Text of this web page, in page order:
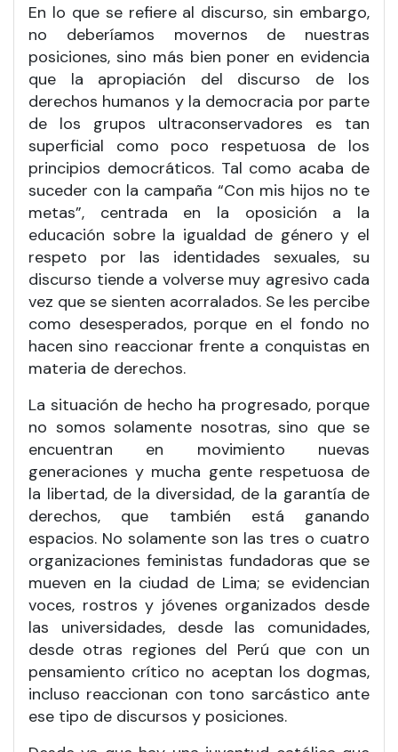
En lo que se refiere al discurso, sin embargo,
no deberíamos movernos de nuestras
posiciones, sino más bien poner en evidencia
que la apropiación del discurso de los
derechos humanos y la democracia por parte
de los grupos ultraconservadores es tan
superficial como poco respetuosa de los
principios democráticos. Tal como acaba de
suceder con la campaña “Con mis hijos no te
metas”, centrada en la oposición a la
educación sobre la igualdad de género y el
respeto por las identidades sexuales, su
discurso tiende a volverse muy agresivo cada
vez que se sienten acorralados. Se les percibe
como desesperados, porque en el fondo no
hacen sino reaccionar frente a conquistas en
materia de derechos.
La situación de hecho ha progresado, porque
no somos solamente nosotras, sino que se
encuentran en movimiento nuevas
generaciones y mucha gente respetuosa de
la libertad, de la diversidad, de la garantía de
derechos, que también está ganando
espacios. No solamente son las tres o cuatro
organizaciones feministas fundadoras que se
mueven en la ciudad de Lima; se evidencian
voces, rostros y jóvenes organizados desde
las universidades, desde las comunidades,
desde otras regiones del Perú que con un
pensamiento crítico no aceptan los dogmas,
incluso reaccionan con tono sarcástico ante
ese tipo de discursos y posiciones.